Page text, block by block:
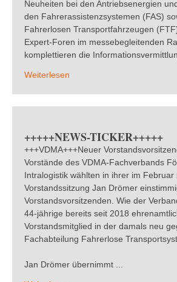
Neuheiten bei den Antriebsenergien
den Fahrerassistenzsystemen (FAS)
Fahrerlosen Transportfahrzeugen
Expert-Foren im messebegleitenden
komplettieren die
Weiterlesen
+++++NEWS-TICKER+++++
+++VDMA+++Neuer
Vorstände des VDMA-Fachverbands
Intralogistik wählten in ihrer im Februar
Vorstandssitzung Jan Drömer
Vorstandsvorsitzenden. Wie der
44-jährige bereits seit 2018
Vorstandsmitglied in der damals neu
Fachabteilung Fahrerlose
Jan Drömer übernimmt ...